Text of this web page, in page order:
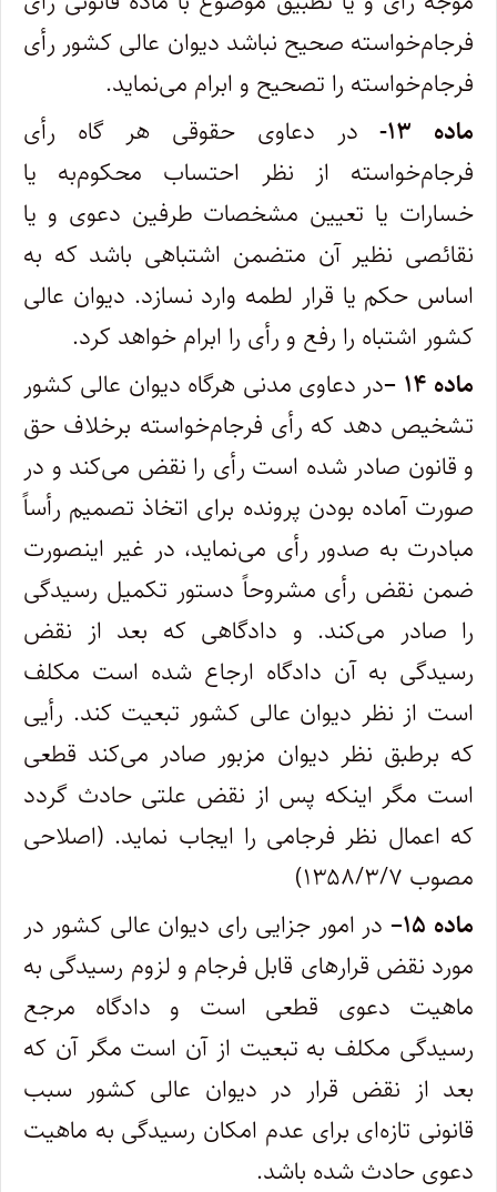
فرجام‌خواسته صحیح نباشد دیوان عالی کشور رأی
فرجام‌خواسته را تصحیح و ابرام می‌نماید.
ماده ۱۳-
در دعاوی حقوقی هر گاه رأی
فرجام‌خواسته از نظر احتساب محکوم‌به یا
خسارات یا تعیین مشخصات طرفین دعوی و یا
نقائصی نظیر‌ آن متضمن اشتباهی باشد که به
اساس حکم یا قرار لطمه وارد نسازد. دیوان عالی
کشور اشتباه را رفع و رأی را ابرام خواهد کرد.
ماده ۱۴
–در دعاوی مدنی هرگاه دیوان عالی کشور
تشخیص دهد که رأی فرجام‌خواسته برخلاف حق
و قانون صادر شده است رأی را نقض می‌کند و در
صورت آماده بودن پرونده برای اتخاذ تصمیم رأساً
مبادرت به صدور رأی می‌نماید، در غیر اینصورت
ضمن نقض رأی مشروحاً دستور تکمیل رسیدگی
را صادر می‌کند. و دادگاهی که بعد از نقض
رسیدگی به آن دادگاه ارجاع شده است مکلف
است از نظر دیوان عالی کشور تبعیت کند. رأیی
که برطبق نظر دیوان مزبور صادر می‌کند قطعی
است مگر اینکه پس از نقض علتی حادث گردد
که اعمال نظر فرجامی را ایجاب نماید. (اصلاحی
مصوب ۱۳۵۸/۳/۷)
ماده ۱۵– در امور جزایی رای دیوان عالی کشور در
مورد نقض قرارهای قابل فرجام و لزوم رسیدگی به
ماهیت دعوی قطعی است و دادگاه مرجع
رسیدگی مکلف به تبعیت از آن است مگر آن که
بعد از نقض قرار در دیوان عالی کشور سبب
قانونی تازه‌ای برای عدم امکان رسیدگی به ماهیت
دعوی حادث شده باشد.